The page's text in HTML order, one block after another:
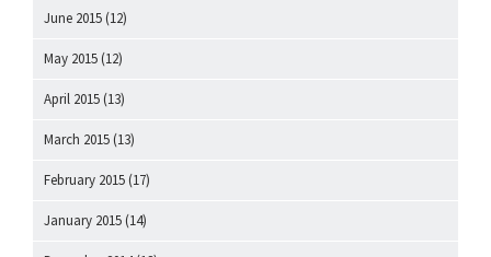
June 2015 (12)
May 2015 (12)
April 2015 (13)
March 2015 (13)
February 2015 (17)
January 2015 (14)